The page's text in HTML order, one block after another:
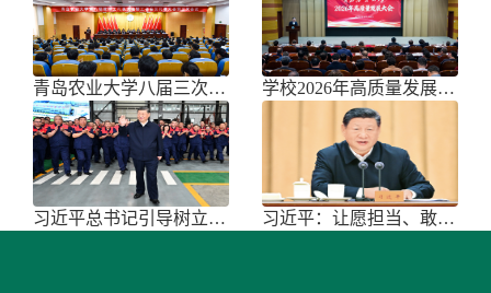
青岛农业大学八届三次双代会胜利召开 学校2026年高质量发展大会召开
习近平总书记引导树立和践行正确政绩 习近平：让愿担当、敢担当、善担当蔚